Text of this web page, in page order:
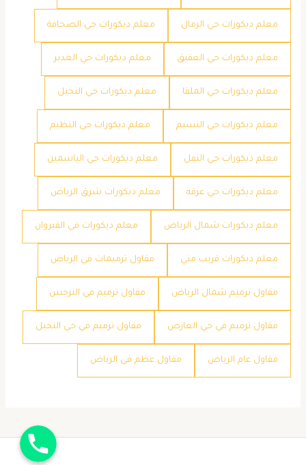
معلم ديكورات حي الرمال معلم ديكورات حي الصحافة
معلم ديكورات حي العقيق معلم ديكورات حي الغدير
معلم ديكورات حي الملقا معلم ديكورات حي النخيل
معلم ديكورات حي النسيم معلم ديكورات حي النظيم
معلم ديكورات حي النفل معلم ديكورات حي الياسمين
معلم ديكورات حي عرقه معلم ديكورات شرق الرياض
معلم ديكورات شمال الرياض معلم ديكورات في القيروان
معلم ديكورات قريب مني مقاول ترميمات في الرياض
مقاول ترميم شمال الرياض مقاول ترميم في النرجس
مقاول ترميم في حي العارض مقاول ترميم في حي النخيل
مقاول عام الرياض مقاول عظم في الرياض
جوال